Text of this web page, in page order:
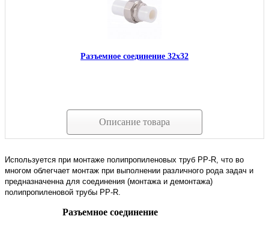
Разъемное соединение 32х32
Описание товара
Используется при монтаже полипропиленовых труб PP-R, что во
многом облегчает монтаж при выполнении различного рода задач и
предназначенна для соединения (монтажа и демонтажа)
полипропиленовой трубы PP-R.
Разъемное соединение